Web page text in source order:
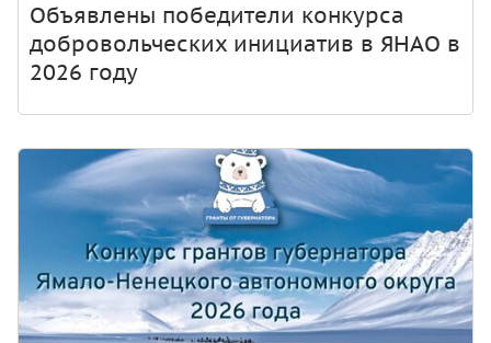
Объявлены победители конкурса
добровольческих инициатив в ЯНАО в
2026 году